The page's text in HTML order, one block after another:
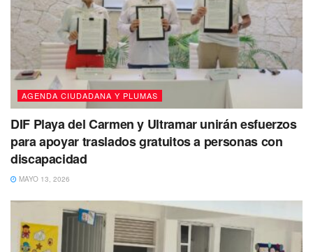
mantenimiento, variación de voltaje, sustitución de tuberías
y en ocasiones, reparación de alguna fuga en tubos de 12,
18 y 10 pulgadas.
Tags: Aguakán Playa del Carmen
AGENDA CIUDADANA Y PLUMAS
DIF Playa del Carmen y Ultramar unirán esfuerzos
para apoyar traslados gratuitos a personas con
discapacidad
MAYO 13, 2026